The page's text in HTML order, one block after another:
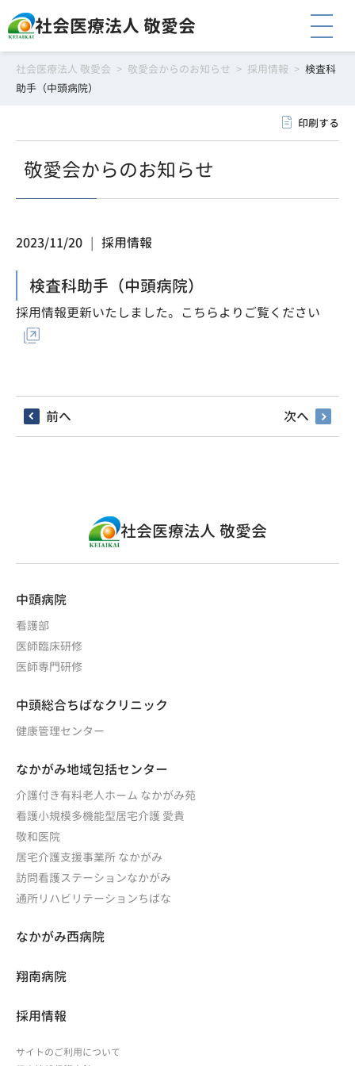
社会医療法人 敬愛会
社会医療法人 敬愛会 > 敬愛会からのお知らせ > 採用情報 > 検査科
助手（中頭病院）
印刷する
敬愛会からのお知らせ
2023/11/20 採用情報
検査科助手（中頭病院）
採用情報更新いたしました。 こちらよりご覧ください
前へ 次へ
社会医療法人 敬愛会
中頭病院
看護部
医師臨床研修
医師専門研修
中頭総合ちばなクリニック
健康管理センター
なかがみ地域包括センター
介護付き有料老人ホーム なかがみ苑
看護小規模多機能型居宅介護 愛貴
敬和医院
居宅介護支援事業所 なかがみ
訪問看護ステーションなかがみ
通所リハビリテーションちばな
なかがみ西病院
翔南病院
採用情報
サイトのご利用について